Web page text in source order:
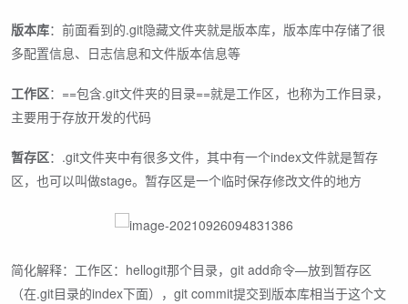
版本库：前面看到的.git隐藏文件夹就是版本库，版本库中存储了很
多配置信息、日志信息和文件版本信息等
工作区：==包含.git文件夹的目录==就是工作区，也称为工作目录，
主要用于存放开发的代码
暂存区：.git文件夹中有很多文件，其中有一个index文件就是暂存
区，也可以叫做stage。暂存区是一个临时保存修改文件的地方
简化解释：工作区：hellogit那个目录，git add命令—放到暂存区
（在.git目录的index下面），git commit提交到版本库相当于这个文